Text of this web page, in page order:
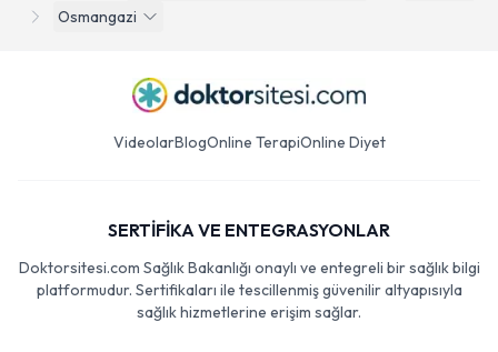
Osmangazi
VideolarBlogOnline TerapiOnline Diyet
SERTİFİKA VE ENTEGRASYONLAR
Doktorsitesi.com Sağlık Bakanlığı onaylı ve entegreli bir sağlık bilgi
platformudur. Sertifikaları ile tescillenmiş güvenilir altyapısıyla
sağlık hizmetlerine erişim sağlar.